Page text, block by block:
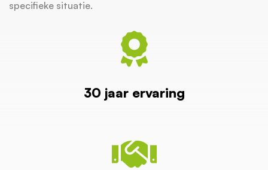
specifieke situatie.
30 jaar ervaring